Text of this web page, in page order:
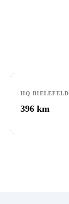
HQ BIELEFELD
396 km